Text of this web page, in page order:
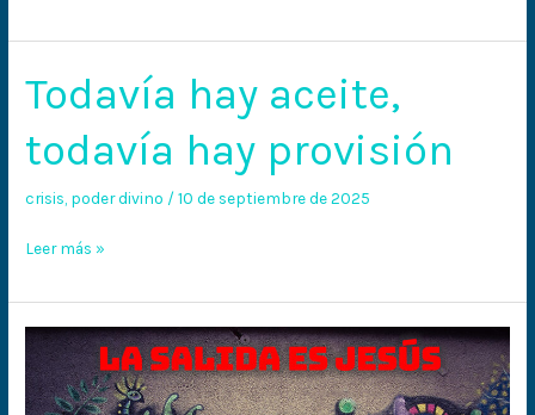
Todavía hay aceite,
todavía hay provisión
crisis poder divino /10 de septiembre de 2025
Todavía
hay
aceite,
todavía
hay
Leer más »
Líbrame,
Señor